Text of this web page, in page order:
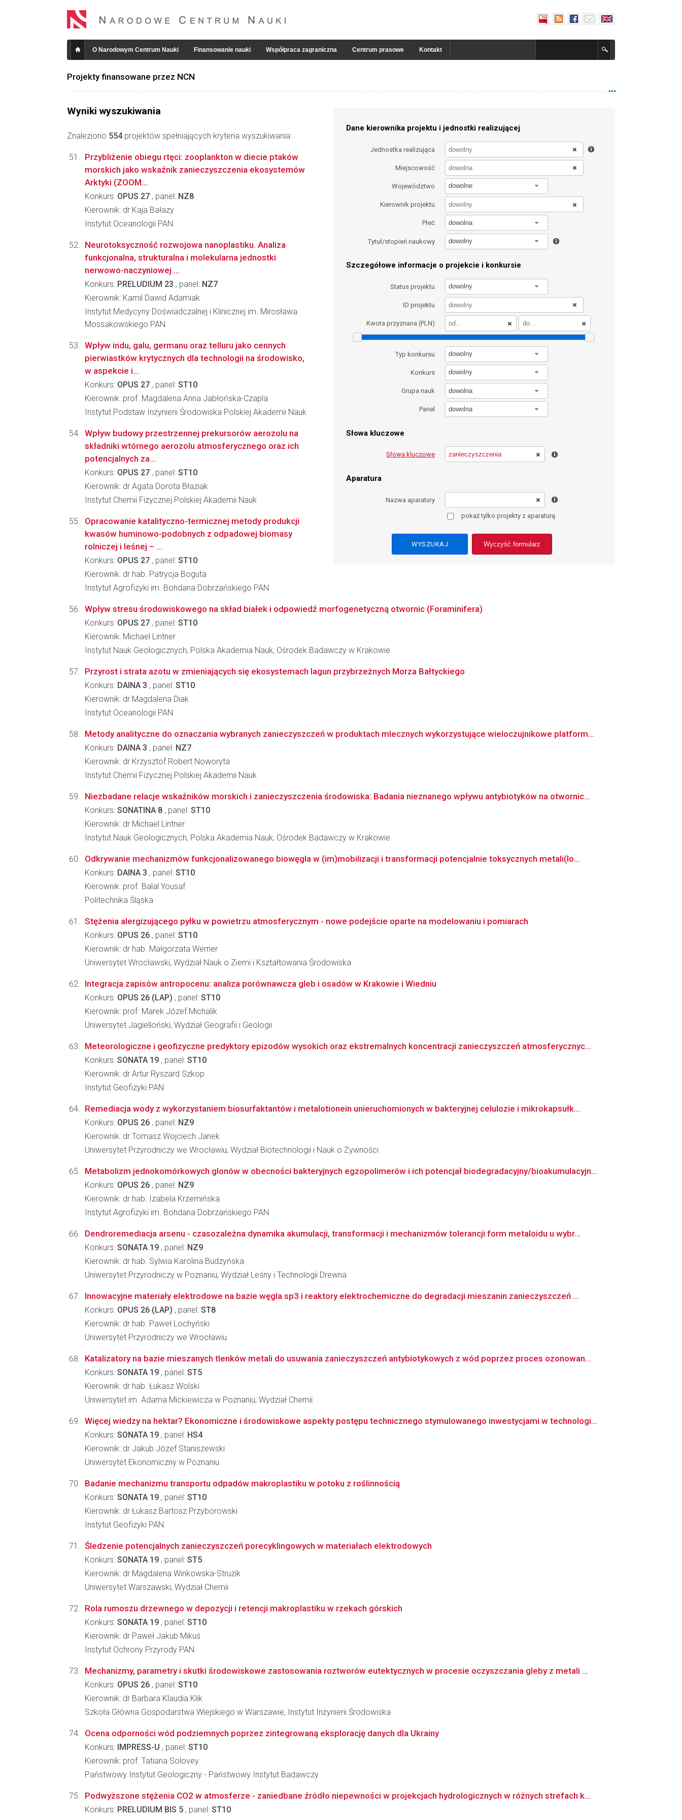
O Narodowym Centrum Nauki Finansowanie nauki Współpraca zagraniczna Centrum prasowe Kontakt
Projekty finansowane przez NCN
Wyniki wyszukiwania
Znaleziono 554projektów spełniających kryteria wyszukiwania:
Dane kierownika projektu i jednostki realizującej
Jednostka realizująca
Miejscowość
Województwo dowolne
Kierownik projektu
Płeć dowolna
Tytuł/stopień naukowy dowolny
Szczegółowe informacje o projekcie i konkursie
Status projektu dowolny
ID projektu
Kwota przyznana (PLN)
Typ konkursu dowolny
Konkurs dowolny
Grupa nauk dowolna
Panel dowolna
Słowa kluczowe
Słowa kluczowe
Aparatura
Nazwa aparatury
pokaż tylko projekty z aparaturą
Wyczyść formularz
Przybliżenie obiegu rtęci: zooplankton w diecie ptaków
morskich jako wskaźnik zanieczyszczenia ekosystemów
Arktyki (ZOOM...
Konkurs: OPUS 27 , panel: NZ8
Kierownik: dr Kaja Bałazy
Instytut Oceanologii PAN
Neurotoksyczność rozwojowa nanoplastiku. Analiza
funkcjonalna, strukturalna i molekularna jednostki
nerwowo-naczyniowej ...
Konkurs: PRELUDIUM 23 , panel: NZ7
Kierownik: Kamil Dawid Adamiak
Instytut Medycyny Doświadczalnej i Klinicznej im. Mirosława
Mossakowskiego PAN
Wpływ indu, galu, germanu oraz telluru jako cennych
pierwiastków krytycznych dla technologii na środowisko,
w aspekcie i...
Konkurs: OPUS 27 , panel: ST10
Kierownik: prof. Magdalena Anna Jabłońska-Czapla
Instytut Podstaw Inżynierii Środowiska Polskiej Akademii Nauk
Wpływ budowy przestrzennej prekursorów aerozolu na
składniki wtórnego aerozolu atmosferycznego oraz ich
potencjalnych za...
Konkurs: OPUS 27 , panel: ST10
Kierownik: dr Agata Dorota Błaziak
Instytut Chemii Fizycznej Polskiej Akademii Nauk
Opracowanie katalityczno-termicznej metody produkcji
kwasów huminowo-podobnych z odpadowej biomasy
rolniczej i leśnej – ...
Konkurs: OPUS 27 , panel: ST10
Kierownik: dr hab. Patrycja Boguta
Instytut Agrofizyki im. Bohdana Dobrzańskiego PAN
Wpływ stresu środowiskowego na skład białek i odpowiedź morfogenetyczną otwornic (Foraminifera)
Konkurs: OPUS 27 , panel: ST10
Kierownik: Michael Lintner
Instytut Nauk Geologicznych, Polska Akademia Nauk, Ośrodek Badawczy w Krakowie
Przyrost i strata azotu w zmieniających się ekosystemach lagun przybrzeżnych Morza Bałtyckiego
Konkurs: DAINA 3 , panel: ST10
Kierownik: dr Magdalena Diak
Instytut Oceanologii PAN
Metody analityczne do oznaczania wybranych zanieczyszczeń w produktach mlecznych wykorzystujące wieloczujnikowe platform...
Konkurs: DAINA 3 , panel: NZ7
Kierownik: dr Krzysztof Robert Noworyta
Instytut Chemii Fizycznej Polskiej Akademii Nauk
Niezbadane relacje wskaźników morskich i zanieczyszczenia środowiska: Badania nieznanego wpływu antybiotyków na otwornic...
Konkurs: SONATINA 8 , panel: ST10
Kierownik: dr Michael Lintner
Instytut Nauk Geologicznych, Polska Akademia Nauk, Ośrodek Badawczy w Krakowie
Odkrywanie mechanizmów funkcjonalizowanego biowęgla w (im)mobilizacji i transformacji potencjalnie toksycznych metali(lo...
Konkurs: DAINA 3 , panel: ST10
Kierownik: prof. Balal Yousaf
Politechnika Śląska
Stężenia alergizującego pyłku w powietrzu atmosferycznym - nowe podejście oparte na modelowaniu i pomiarach
Konkurs: OPUS 26 , panel: ST10
Kierownik: dr hab. Małgorzata Werner
Uniwersytet Wrocławski, Wydział Nauk o Ziemi i Kształtowania Środowiska
Integracja zapisów antropocenu: analiza porównawcza gleb i osadów w Krakowie i Wiedniu
Konkurs: OPUS 26 (LAP) , panel: ST10
Kierownik: prof. Marek Józef Michalik
Uniwersytet Jagielloński, Wydział Geografii i Geologii
Meteorologiczne i geofizyczne predyktory epizodów wysokich oraz ekstremalnych koncentracji zanieczyszczeń atmosferycznyc...
Konkurs: SONATA 19 , panel: ST10
Kierownik: dr Artur Ryszard Szkop
Instytut Geofizyki PAN
Remediacja wody z wykorzystaniem biosurfaktantów i metalotionein unieruchomionych w bakteryjnej celulozie i mikrokapsułk...
Konkurs: OPUS 26 , panel: NZ9
Kierownik: dr Tomasz Wojciech Janek
Uniwersytet Przyrodniczy we Wrocławiu, Wydział Biotechnologii i Nauk o Żywności
Metabolizm jednokomórkowych glonów w obecności bakteryjnych egzopolimerów i ich potencjał biodegradacyjny/bioakumulacyjn...
Konkurs: OPUS 26 , panel: NZ9
Kierownik: dr hab. Izabela Krzemińska
Instytut Agrofizyki im. Bohdana Dobrzańskiego PAN
Dendroremediacja arsenu - czasozależna dynamika akumulacji, transformacji i mechanizmów tolerancji form metaloidu u wybr...
Konkurs: SONATA 19 , panel: NZ9
Kierownik: dr hab. Sylwia Karolina Budzyńska
Uniwersytet Przyrodniczy w Poznaniu, Wydział Leśny i Technologii Drewna
Innowacyjne materiały elektrodowe na bazie węgla sp3 i reaktory elektrochemiczne do degradacji mieszanin zanieczyszczeń ...
Konkurs: OPUS 26 (LAP) , panel: ST8
Kierownik: dr hab. Paweł Lochyński
Uniwersytet Przyrodniczy we Wrocławiu
Katalizatory na bazie mieszanych tlenków metali do usuwania zanieczyszczeń antybiotykowych z wód poprzez proces ozonowan...
Konkurs: SONATA 19 , panel: ST5
Kierownik: dr hab. Łukasz Wolski
Uniwersytet im. Adama Mickiewicza w Poznaniu, Wydział Chemii
Więcej wiedzy na hektar? Ekonomiczne i środowiskowe aspekty postępu technicznego stymulowanego inwestycjami w technologi...
Konkurs: SONATA 19 , panel: HS4
Kierownik: dr Jakub Józef Staniszewski
Uniwersytet Ekonomiczny w Poznaniu
Badanie mechanizmu transportu odpadów makroplastiku w potoku z roślinnością
Konkurs: SONATA 19 , panel: ST10
Kierownik: dr Łukasz Bartosz Przyborowski
Instytut Geofizyki PAN
Śledzenie potencjalnych zanieczyszczeń porecyklingowych w materiałach elektrodowych
Konkurs: SONATA 19 , panel: ST5
Kierownik: dr Magdalena Winkowska-Struzik
Uniwersytet Warszawski, Wydział Chemii
Rola rumoszu drzewnego w depozycji i retencji makroplastiku w rzekach górskich
Konkurs: SONATA 19 , panel: ST10
Kierownik: dr Paweł Jakub Mikuś
Instytut Ochrony Przyrody PAN
Mechanizmy, parametry i skutki środowiskowe zastosowania roztworów eutektycznych w procesie oczyszczania gleby z metali ...
Konkurs: OPUS 26 , panel: ST10
Kierownik: dr Barbara Klaudia Klik
Szkoła Główna Gospodarstwa Wiejskiego w Warszawie, Instytut Inżynierii Środowiska
Ocena odporności wód podziemnych poprzez zintegrowaną eksplorację danych dla Ukrainy
Konkurs: IMPRESS-U , panel: ST10
Kierownik: prof. Tatiana Solovey
Państwowy Instytut Geologiczny - Państwowy Instytut Badawczy
Podwyższone stężenia CO2 w atmosferze - zaniedbane źródło niepewności w projekcjach hydrologicznych w różnych strefach k...
Konkurs: PRELUDIUM BIS 5 , panel: ST10